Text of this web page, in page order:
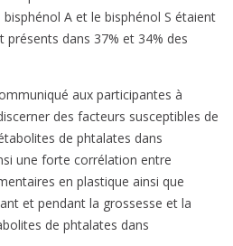
A et le bisphénol S étaient
dans 37% et 34% des
aux participantes à
des facteurs susceptibles de
de phtalates dans
une forte corrélation entre
en plastique ainsi que
et pendant la grossesse et la
de phtalates dans